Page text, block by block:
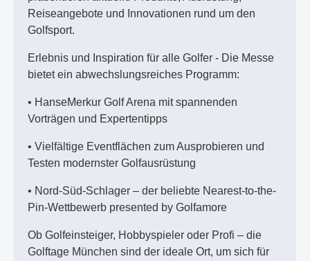
Reiseangebote und Innovationen rund um den
Golfsport.
Erlebnis und Inspiration für alle Golfer - Die Messe
bietet ein abwechslungsreiches Programm:
• HanseMerkur Golf Arena mit spannenden
Vorträgen und Expertentipps
• Vielfältige Eventflächen zum Ausprobieren und
Testen modernster Golfausrüstung
• Nord-Süd-Schlager – der beliebte Nearest-to-the-
Pin-Wettbewerb presented by Golfamore
Ob Golfeinsteiger, Hobbyspieler oder Profi – die
Golftage München sind der ideale Ort, um sich für